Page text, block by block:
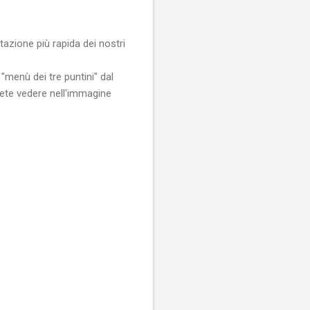
più rapida dei nostri
dei tre puntini" dal
vedere nell'immagine